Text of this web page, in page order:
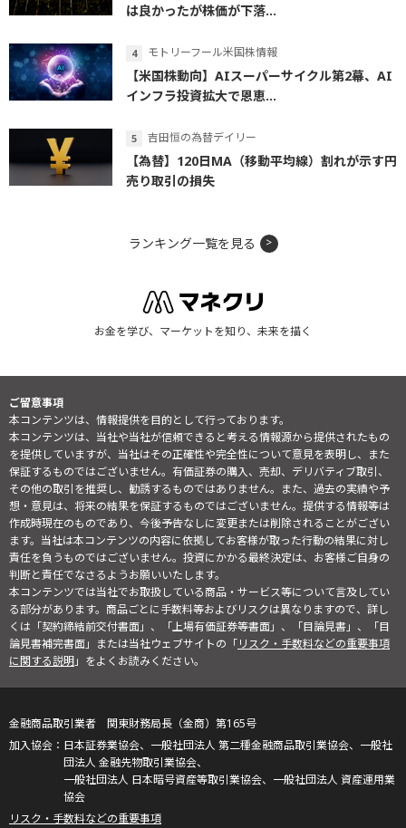
は良かったが株価が下落...
モトリーフール米国株情報
【米国株動向】AIスーパーサイクル第2幕、AI
インフラ投資拡大で恩恵...
吉田恒の為替デイリー
【為替】120日MA（移動平均線）割れが示す円
売り取引の損失
ランキング一覧を見る
お金を学び、マーケットを知り、未来を描く
ご留意事項
本コンテンツは、情報提供を目的として行っております。
本コンテンツは、当社や当社が信頼できると考える情報源から提供されたもの
を提供していますが、当社はその正確性や完全性について意見を表明し、また
保証するものではございません。有価証券の購入、売却、デリバティブ取引、
その他の取引を推奨し、勧誘するものではありません。また、過去の実績や予
想・意見は、将来の結果を保証するものではございません。提供する情報等は
作成時現在のものであり、今後予告なしに変更または削除されることがござい
ます。当社は本コンテンツの内容に依拠してお客様が取った行動の結果に対し
責任を負うものではございません。投資にかかる最終決定は、お客様ご自身の
判断と責任でなさるようお願いいたします。
本コンテンツでは当社でお取扱している商品・サービス等について言及してい
る部分があります。商品ごとに手数料等およびリスクは異なりますので、詳し
くは「契約締結前交付書面」、「上場有価証券等書面」、「目論見書」、「目
論見書補完書面」または当社ウェブサイトの「リスク・手数料などの重要事項
に関する説明」をよくお読みください。
金融商品取引業者 関東財務局長（金商）第165号
日本証券業協会、一般社団法人 第二種金融商品取引業協会、一般社
団法人 金融先物取引業協会、
一般社団法人 日本暗号資産等取引業協会、一般社団法人 資産運用業
協会
リスク・手数料などの重要事項